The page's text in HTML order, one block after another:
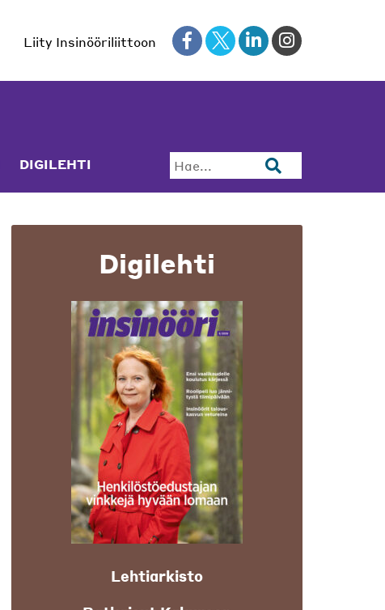
Liity Insinööriliittoon
DIGILEHTI Hae...
Digilehti
Lehtiarkisto